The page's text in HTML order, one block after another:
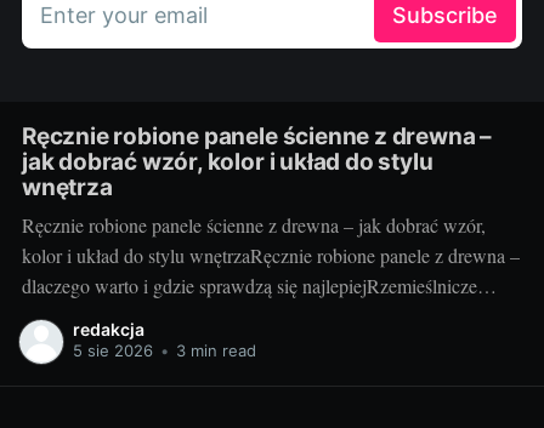
Enter your email Subscribe
Ręcznie robione panele ścienne z drewna –
jak dobrać wzór, kolor i układ do stylu
wnętrza
Ręcznie robione panele ścienne z drewna – jak dobrać wzór,
kolor i układ do stylu wnętrzaRęcznie robione panele z drewna –
dlaczego warto i gdzie sprawdzą się najlepiejRzemieślnicze
panele ścienne to coś więcej niż okładzina – to faktura, ciepło i
unikatowy rysunek słojów, którego nie da się skopiować.
redakcja
5 sie 2026 • 3 min read